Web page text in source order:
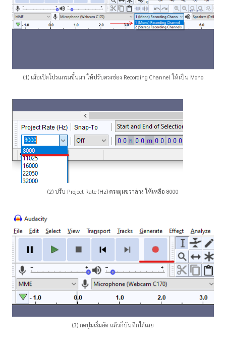
(1) เมื่อเปิดโปรแกรมขึ้นมา ให้ปรับตรงช่อง Recording Channel ให้เป็น Mono
(2) ปรับ Project Rate (Hz) ตรงมุมขวาล่าง ให้เหลือ 8000
(3) กดปุ่มเริ่มอัด แล้วก็บันทึกได้เลย